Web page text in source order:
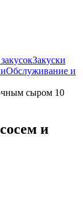
Закуски
Обслуживание и
сыром 10
и